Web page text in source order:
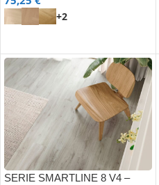
+2
SERIE SMARTLINE 8 V4 –